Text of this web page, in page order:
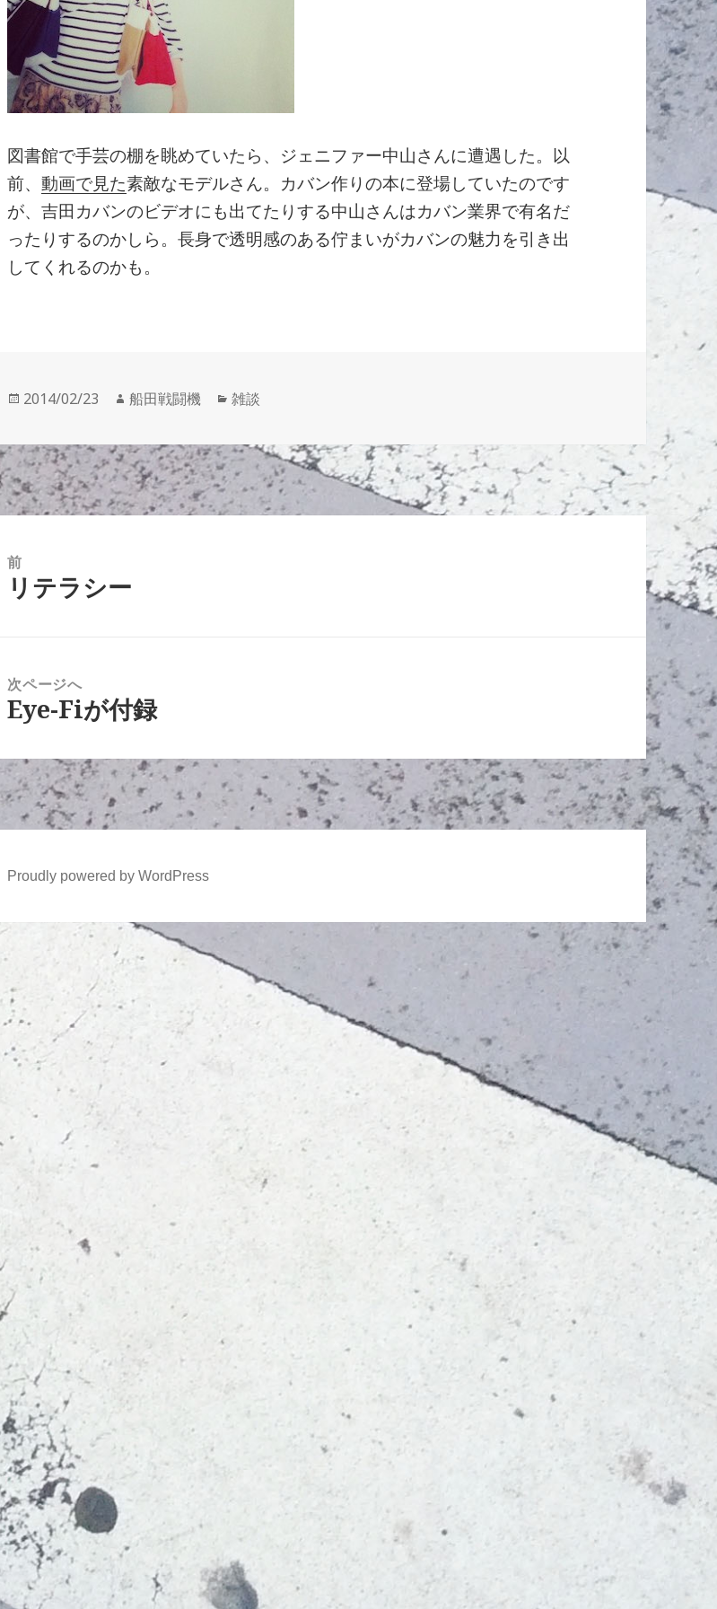
図書館で手芸の棚を眺めていたら、ジェニファー中山さんに遭遇した。以
前、動画で見た素敵なモデルさん。カバン作りの本に登場していたのです
が、吉田カバンのビデオにも出てたりする中山さんはカバン業界で有名だ
ったりするのかしら。長身で透明感のある佇まいがカバンの魅力を引き出
してくれるのかも。
投
日:
2014/02/23
作
者
船田戦闘機
カ
ゴ
リ
ー
雑談
前
前
リテラシー
次ページへ
次
投
稿:
Eye-Fiが付録
Proudly powered by WordPress